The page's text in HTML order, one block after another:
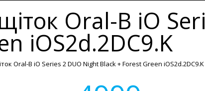
Oral-B iO
iOS2d.2DC9.K
Oral-B iO Series 2 DUO Night Black + Forest Green iOS2d.2DC9.K